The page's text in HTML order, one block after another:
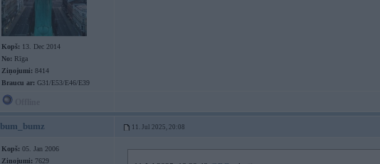
Kopš: 13. Dec 2014
No: Rīga
Ziņojumi: 8414
Braucu ar: G31/E53/E46/E39
bum_bumz 11. Jul 2025, 20:08
Kopš: 05. Jan 2006
Ziņojumi: 7629